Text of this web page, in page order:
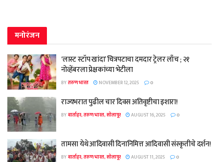
मनोरंजन
‘लास्ट स्टॉप खांदा’ चित्रपटाचा दमदार ट्रेलर लाँच ; २१
नोव्हेंबरला प्रेक्षकांच्या भेटीला
BYतरुण भारत NOVEMBER 12, 2025 0
राज्यभरात पुढील चार दिवस अतिवृष्टीचा इशारा!
BYवार्ताहर, तरुण भारत, सोलापूर AUGUST 16, 2025 0
तामसा येथे आदिवासी दिनानिमित्त आदिवासी संस्कृतीचे दर्शन!
BYवार्ताहर, तरुण भारत, सोलापूर AUGUST 11, 2025 0